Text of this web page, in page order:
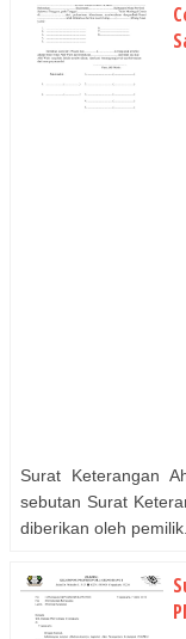
Surat Keterangan
sebutan Surat
diberikan oleh